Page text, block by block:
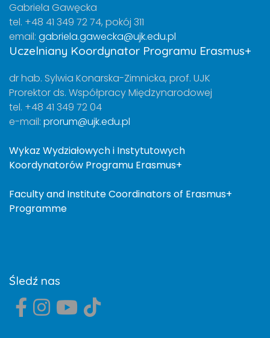
Gabriela Gawęcka
tel. +48 41 349 72 74, pokój 311
email: gabriela.gawecka@ujk.edu.pl
Uczelniany Koordynator Programu Erasmus+
dr hab. Sylwia Konarska-Zimnicka, prof. UJK
Prorektor ds. Współpracy Międzynarodowej
tel. +48 41 349 72 04
e-mail: prorum@ujk.edu.pl
Wykaz Wydziałowych i Instytutowych
Koordynatorów Programu Erasmus+
Faculty and Institute Coordinators of Erasmus+
Programme
Śledź nas